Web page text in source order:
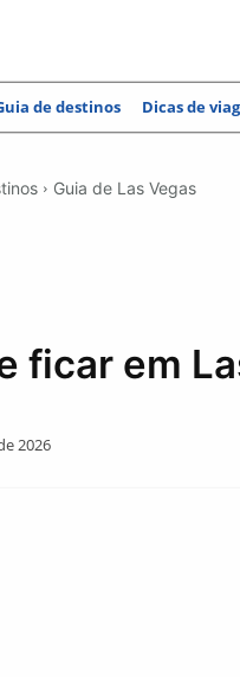
de destinos Dicas de
Guia de Las Vegas
ficar em
2026